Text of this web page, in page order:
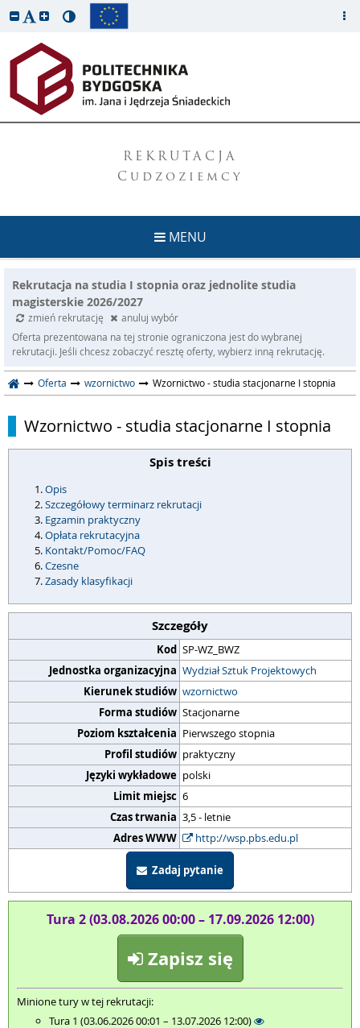
REKRUTACJA
Cudzoziemcy
MENU
Rekrutacja na studia I stopnia oraz jednolite studia
magisterskie 2026/2027
zmień rekrutację
anuluj wybór
Oferta prezentowana na tej stronie ograniczona jest do wybranej
rekrutacji. Jeśli chcesz zobaczyć resztę oferty, wybierz inną rekrutację.
Oferta wzornictwo Wzornictwo - studia stacjonarne I stopnia
Wzornictwo - studia stacjonarne I stopnia
Spis treści
Opis
Szczegółowy terminarz rekrutacji
Egzamin praktyczny
Opłata rekrutacyjna
Kontakt/Pomoc/FAQ
Czesne
Zasady klasyfikacji
Szczegóły
Kod SP-WZ_BWZ
Jednostka organizacyjna Wydział Sztuk Projektowych
Kierunek studiów wzornictwo
Forma studiów Stacjonarne
Poziom kształcenia Pierwszego stopnia
Profil studiów praktyczny
Języki wykładowe polski
Limit miejsc 6
Czas trwania 3,5 - letnie
Adres WWW
http://wsp.pbs.edu.pl
Zadaj pytanie
Tura 2 (03.08.2026 00:00 – 17.09.2026 12:00)
Zapisz się
Minione tury w tej rekrutacji:
Tura 1 (03.06.2026 00:01 – 13.07.2026 12:00)